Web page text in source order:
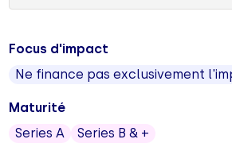
Focus d'impact
Ne finance pas exclusivement
Maturité
Series A
Series B & +